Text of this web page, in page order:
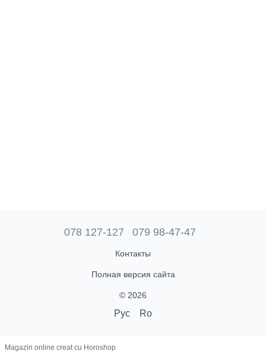
078 127-127 079 98-47-47
Контакты
Полная версия сайта
© 2026
Рус Ro
Magazin online creat cu Horoshop